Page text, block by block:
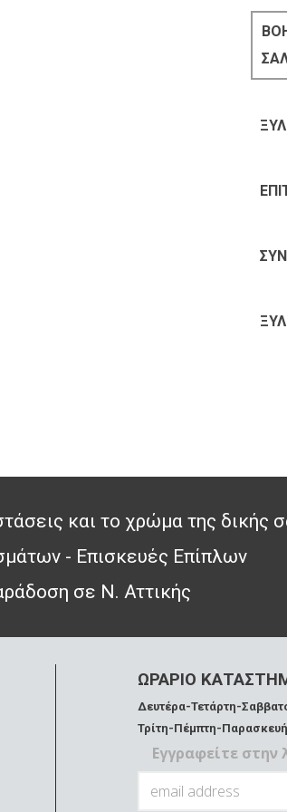
και το χρώμα της δικής
- Επισκευές Επίπλων
σε Ν. Αττικής
ΩΡΑΡΙΟ
Δευτέρα-Τετάρτη-
Τρίτη-Πέμπτη-
Εγγραφείτε